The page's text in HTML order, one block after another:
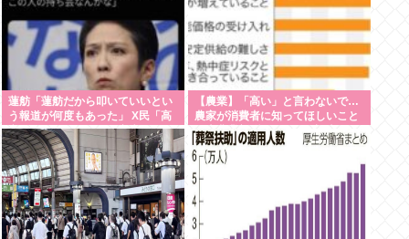
蓮舫「蓮舫だから叩いていいとい
う報道が何度もあった」 X民「高
市だから叩いていいを率先してる
のがお前だろ」
【農業】「高い」と言わないで…
農家が消費者に知ってほしいこと
日本農業新聞アンケート調査